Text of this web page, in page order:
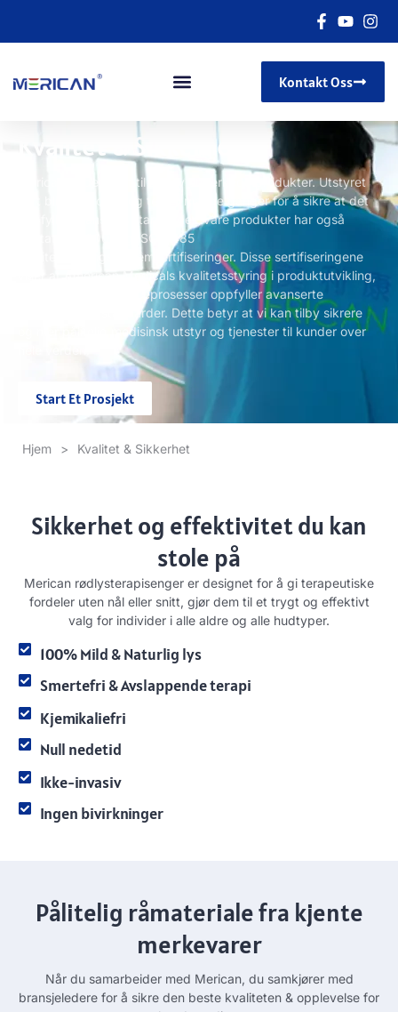
Kontakt Oss
Kvalitet & Sikkerhet
Merican er dedikert til å tilby utmerkede produkter. Utstyret
vårt blir kontrollert og testet mange ganger for å sikre at det
oppfyller bransjens standarder. Våre produkter har også
mottatt ISO9001 og ISO13485
kvalitetsstyringssystemsertifiseringer. Disse sertifiseringene
viser at American Medicals kvalitetsstyring i produktutvikling,
produksjon, og serviceprosesser oppfyller avanserte
internasjonale standarder. Dette betyr at vi kan tilby sikrere
og mer pålitelig medisinsk utstyr og tjenester til kunder over
Start Et Prosjekt
Hjem > Kvalitet & Sikkerhet
Sikkerhet og effektivitet du kan
stole på
Merican rødlysterapisenger er designet for å gi terapeutiske
fordeler uten nål eller snitt, gjør dem til et trygt og effektivt
valg for individer i alle aldre og alle hudtyper.
100% Mild & Naturlig lys
Smertefri & Avslappende terapi
Kjemikaliefri
Null nedetid
Ikke-invasiv
Ingen bivirkninger
Pålitelig råmateriale fra kjente
merkevarer
Når du samarbeider med Merican, du samkjører med
bransjeledere for å sikre den beste kvaliteten & opplevelse for